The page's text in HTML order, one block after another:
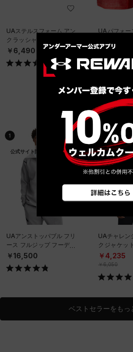
UAステルスフォーム アン
クラッシャブル キャップ
（ライフスタイル/UNISE
￥6,490
UAパフォー
ダーウェア
グ/MEN）
￥2,970
ベストセ
1
公式サイト限定
UAアンストッパブル フリ
ース フルジップ フーディ
ー（トレーニング/MEN）
￥16,500
2
SALE
UAチャレン
クジャケッ
MEN）
￥4,235
￥6,050
ベストセラーをもっ